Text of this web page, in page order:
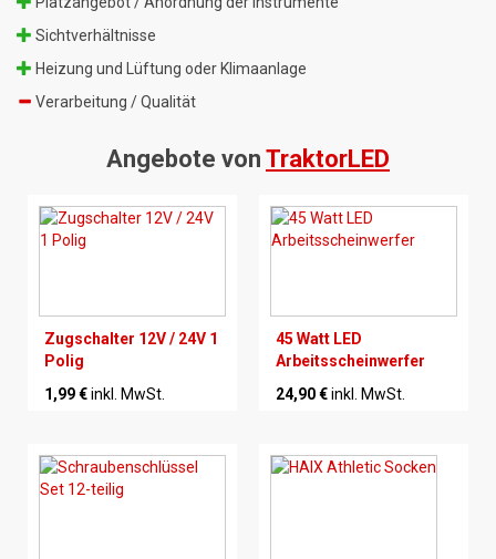
Sichtverhältnisse
Heizung und Lüftung oder Klimaanlage
Verarbeitung / Qualität
Angebote von TraktorLED
Zugschalter 12V / 24V 1
Polig
1,99 €inkl. MwSt.
45 Watt LED
Arbeitsscheinwerfer
24,90 €inkl. MwSt.